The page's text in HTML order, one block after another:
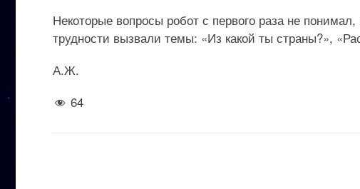
Некоторые вопросы робот с первого раза не
трудности вызвали темы: «Из какой ты страны?»,
А.Ж.
64